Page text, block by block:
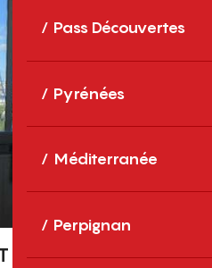
Pass Découvertes
Pyrénées
Méditerranée
Perpignan
AVEC LOGGIA VUE